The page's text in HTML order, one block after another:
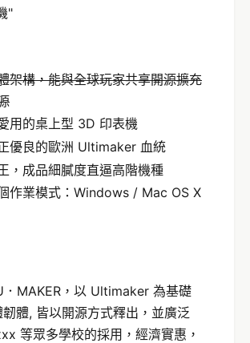
"
架構，能與全球玩家共享開源擴充
用的桌上型 3D 印表機
優良的歐洲 Ultimaker 血統
，成品細膩度直逼高階機種
作業模式：Windows / Mac OS X
．MAKER，以 Ultimaker 為基礎
體, 皆以開源方式釋出，並廣泛
等眾多學校的採用，經濟實惠，